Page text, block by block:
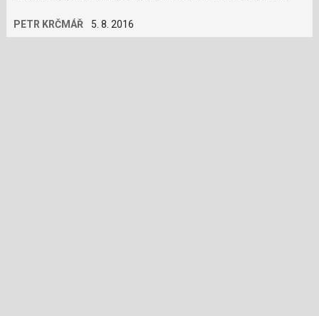
PETR KRČMÁŘ 5. 8. 2016